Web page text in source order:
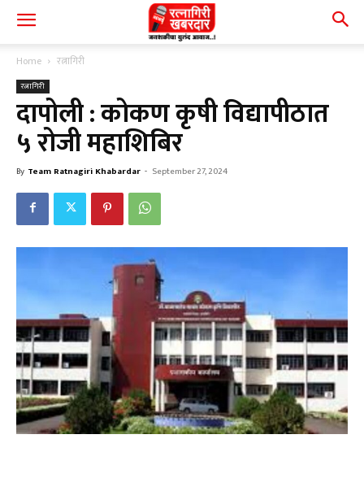
Home रत्नागिरी
रत्नागिरी
दापोली : कोकण कृषी विद्यापीठात
५ रोजी महाशिबिर
By Team Ratnagiri Khabardar - September 27, 2024